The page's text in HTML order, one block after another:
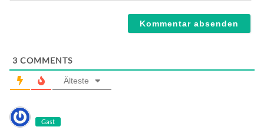
3 COMMENTS
Älteste
Gast